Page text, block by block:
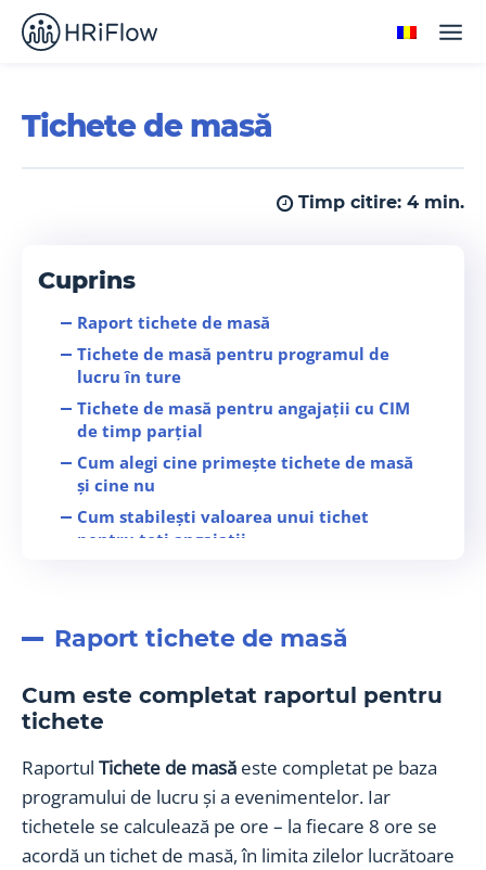
Tichete de masă
Timp citire: 4 min.
Cuprins
Raport tichete de masă
Tichete de masă pentru programul de
lucru în ture
Tichete de masă pentru angajații cu CIM
de timp parțial
Cum alegi cine primește tichete de masă
și cine nu
Cum stabilești valoarea unui tichet
pentru toți angajații
Raport tichete de masă pentru Edenred și
UpRomânia
Raport tichete de masă integrat cu Pluxee
(Sodexo)
Raport tichete de masă
Cum este completat raportul pentru
tichete
Raportul Tichete de masă este completat pe baza
programului de lucru și a evenimentelor. Iar
tichetele se calculează pe ore – la fiecare 8 ore se
acordă un tichet de masă, în limita zilelor lucrătoare